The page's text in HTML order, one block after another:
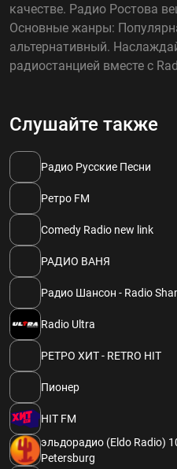
качестве. Радио Ростова
Основные жанры:
альтернативный.
радиостанцией вместе с
Слушайте также
Радио Русские Песни
Ретро FM
Comedy Radio new link
РАДИО ВАНЯ
Радио Шансон - Radio
Radio Ultra
РЕТРО ХИТ - RETRO HIT
Пионер
HIT FM
эльдорадио (Eldo Radio)
Petersburg